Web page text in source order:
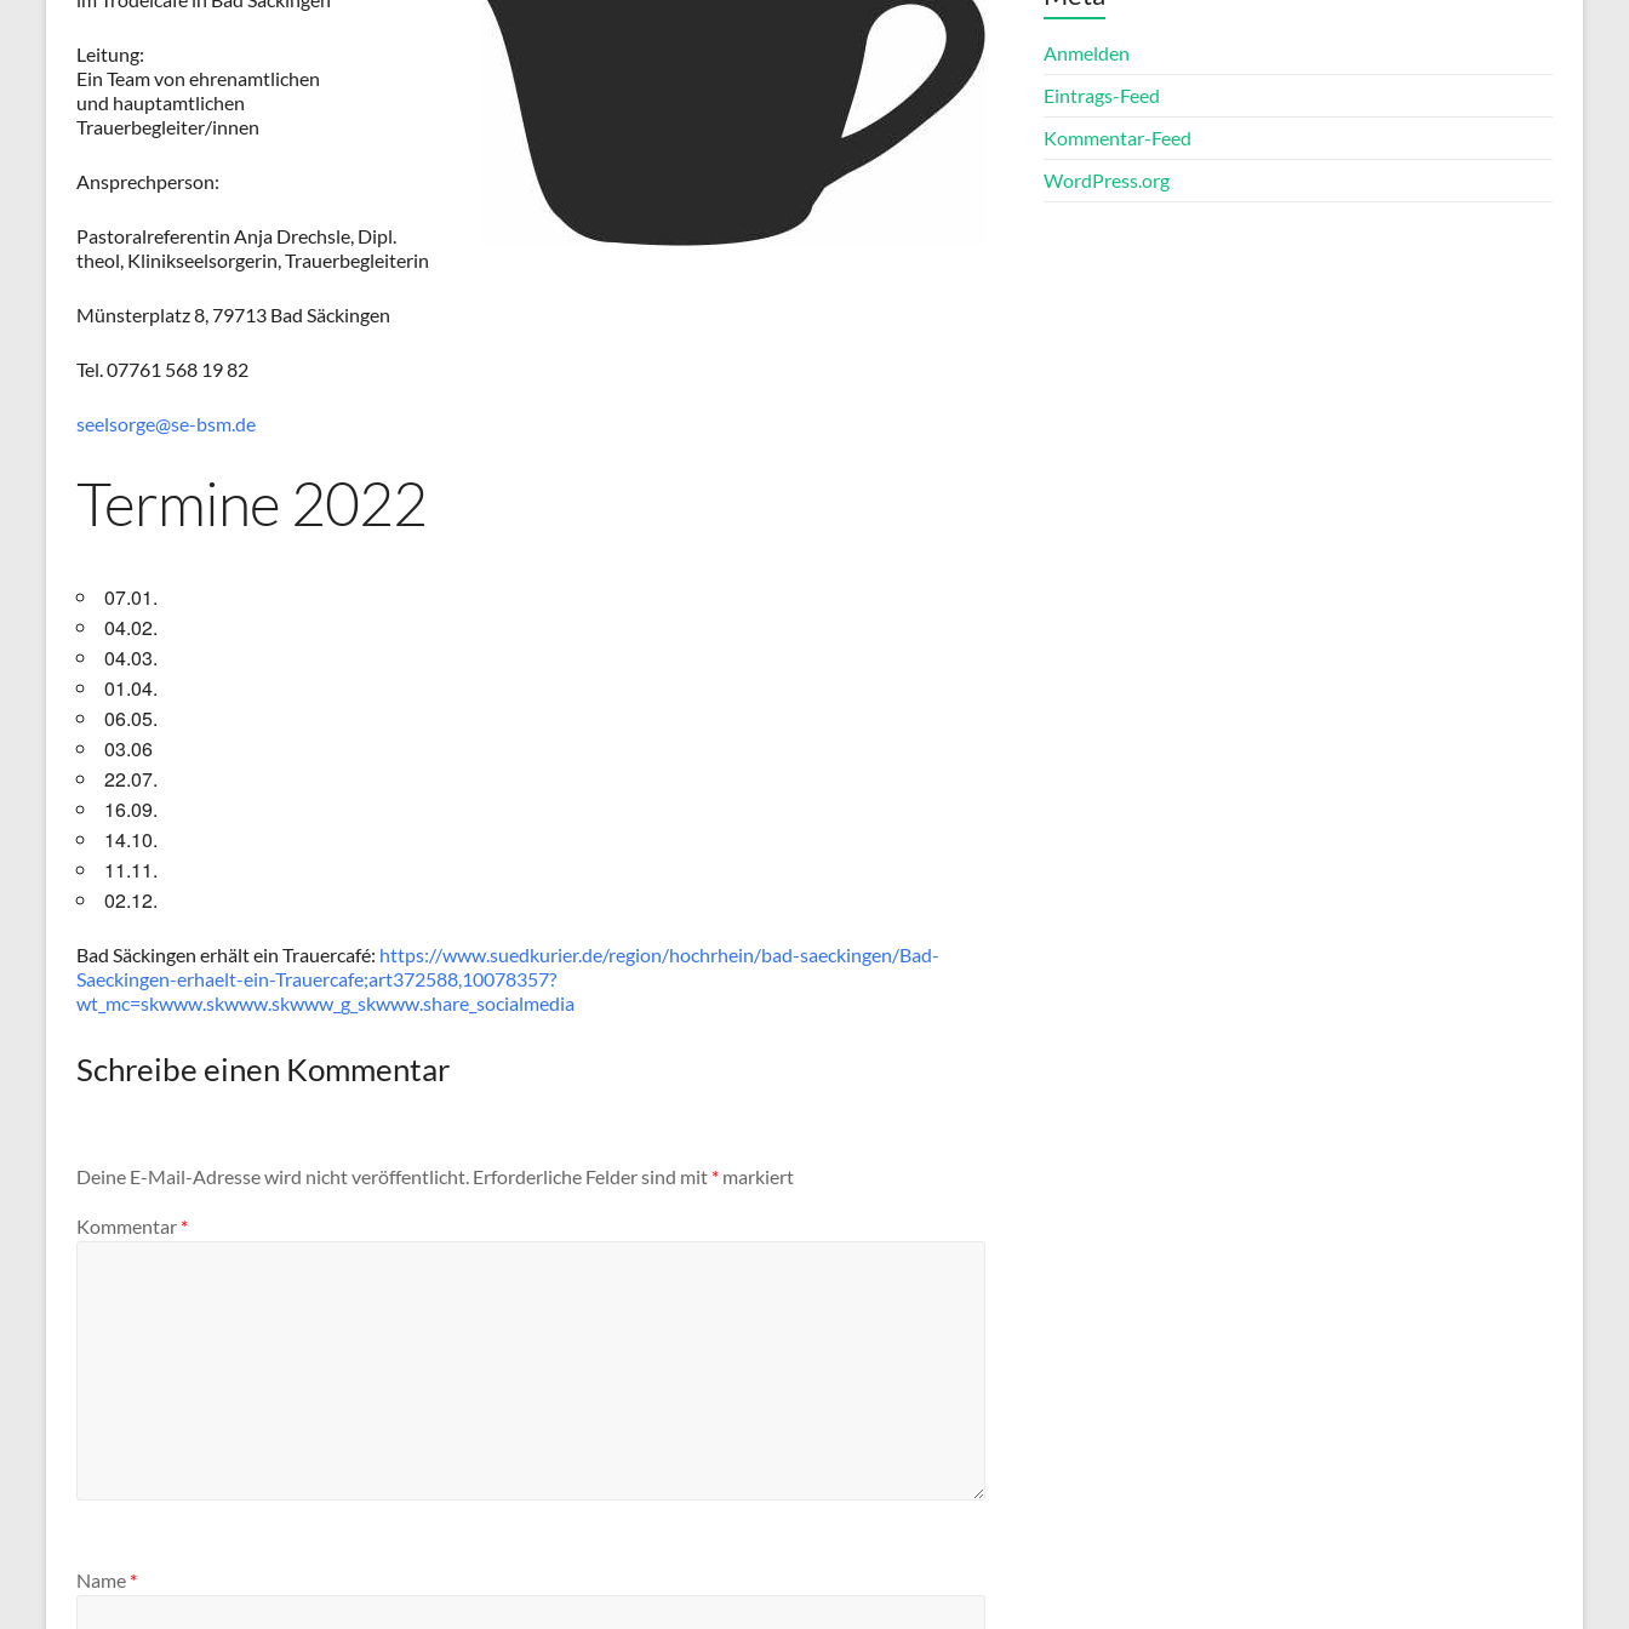
Leitung:
Ein Team von ehrenamtlichen
und hauptamtlichen
Trauerbegleiter/innen
Ansprechperson:
Pastoralreferentin Anja Drechsle, Dipl.
theol, Klinikseelsorgerin, Trauerbegleiterin
Münsterplatz 8, 79713 Bad Säckingen
Tel. 07761 568 19 82
seelsorge@se-bsm.de
Termine 2022
07.01.
04.02.
04.03.
01.04.
06.05.
03.06
22.07.
16.09.
14.10.
11.11.
02.12.
Bad Säckingen erhält ein Trauercafé: https://www.suedkurier.de/region/hochrhein/bad-saeckingen/Bad-
Saeckingen-erhaelt-ein-Trauercafe;art372588,10078357?
wt_mc=skwww.skwww.skwww_g_skwww.share_socialmedia
Schreibe einen Kommentar
Deine E-Mail-Adresse wird nicht veröffentlicht. Erforderliche Felder sind mit * markiert
Kommentar *
Name *
Anmelden
Eintrags-Feed
Kommentar-Feed
WordPress.org